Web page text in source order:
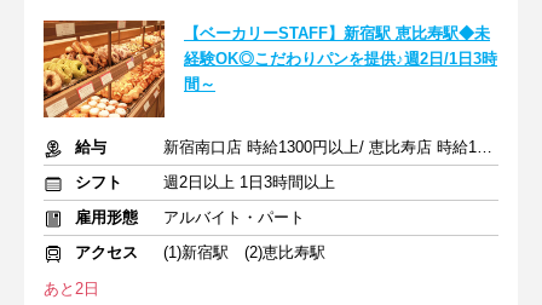
【ベーカリーSTAFF】新宿駅 恵比寿駅◆未
経験OK◎こだわりパンを提供♪週2日/1日3時
間～
給与
新宿南口店 時給1300円以上/ 恵比寿店 時給1230円以上
シフト
週2日以上 1日3時間以上
雇用形態
アルバイト・パート
アクセス
(1)新宿駅 (2)恵比寿駅
あと2日